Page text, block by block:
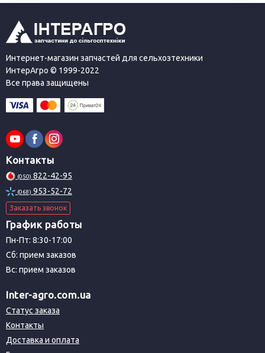
Интернет-магазин запчастей для сельхозтехники
ИнтерАгро © 1999-2022
Все права защищены
Контакты
(050) 822-42-95
(068) 953-52-72
Заказать звонок
График работы
Пн-Пт: 8:30-17:00
Сб: прием заказов
Вс: прием заказов
Inter-agro.com.ua
Статус заказа
Контакты
Доставка и оплата